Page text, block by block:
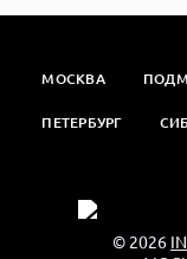
МОСКВА
ПЕТЕРБУРГ
© 2026